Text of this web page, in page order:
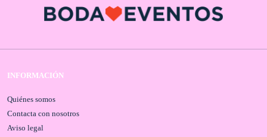
INFORMACIÓN
Quiénes somos
Contacta con nosotros
Aviso legal